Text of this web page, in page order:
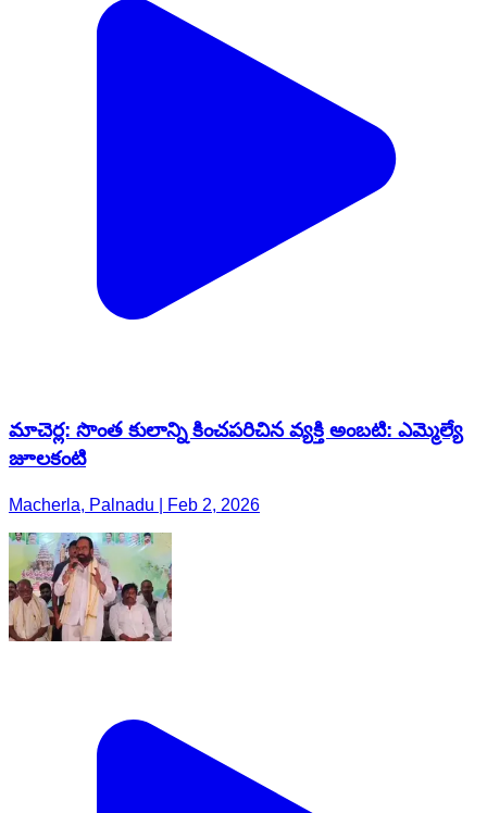
మాచెర్ల: సొంత కులాన్ని కించపరిచిన వ్యక్తి అంబటి: ఎమ్మెల్యే
జూలకంటి
Macherla, Palnadu | Feb 2, 2026